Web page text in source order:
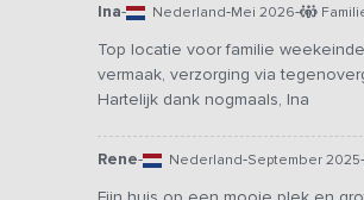
Ina- Nederland-Mei 2026-
Top locatie voor familie
vermaak, verzorging via
Hartelijk dank nogmaals, Ina
Rene- Nederland-September 2025-